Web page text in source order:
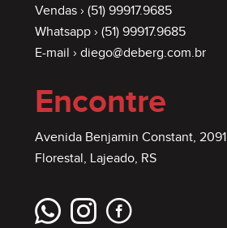
Vendas › (51) 99917.9685
Whatsapp › (51) 99917.9685
E-mail › diego@deberg.com.br
Encontre
Avenida Benjamin Constant,
Florestal, Lajeado, RS